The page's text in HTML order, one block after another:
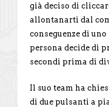
già deciso di
allontanarti dal
conseguenze di
persona decide di
secondi prima di
Il suo team ha
di due pulsanti a